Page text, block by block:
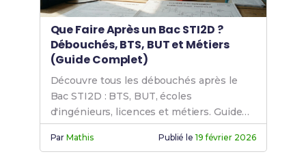
Que Faire Après un Bac STI2D ?
Débouchés, BTS, BUT et Métiers
(Guide Complet)
Découvre tous les débouchés après le
Bac STI2D : BTS, BUT, écoles
d'ingénieurs, licences et métiers. Guide
complet avec taux de réussite et conseils.
ParMathis Publié le 19 février 2026